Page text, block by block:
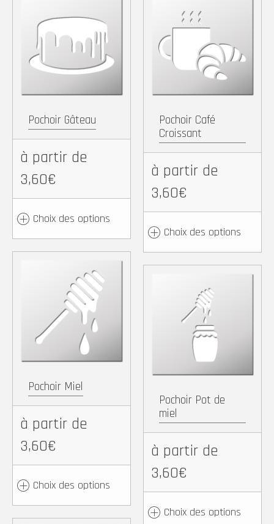
Facebook
X PinterestWhatsApp
Copy
Link
Partager
Pochoir Gâteau
à partir de
3,60€
Choix des options
Facebook
X
Copy
Link
Partager
Pochoir Café
Croissant
à partir de
3,60€
Choix des options
Facebook
X Pinterest
Copy
Link
Partager
Pochoir Miel
à partir de
3,60€
Choix des options
Facebook
X
Copy
Link
Partager
Pochoir Pot de
miel
à partir de
3,60€
Choix des options